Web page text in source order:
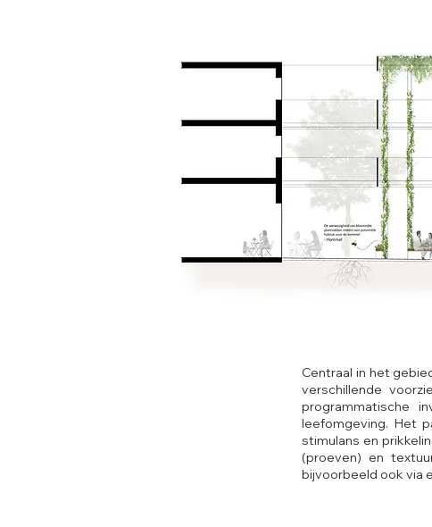
Centraal in het
verschillende
programmatische
leefomgeving. Het
stimulans en
(proeven) en
bijvoorbeeld ook via